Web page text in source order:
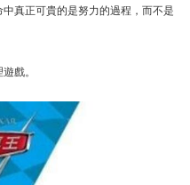
真正可貴的是努力的過程，而不是
戲。